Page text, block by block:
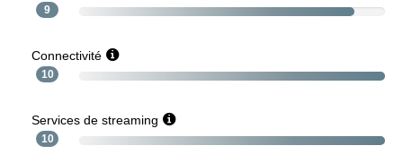
9
Connectivité
10
Services de streaming
10